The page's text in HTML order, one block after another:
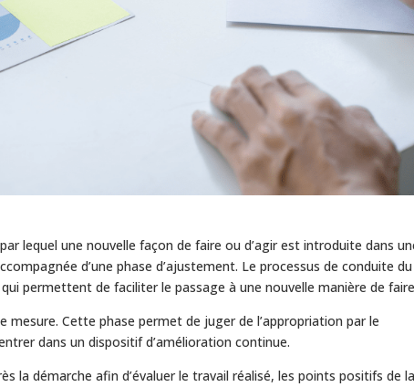
lequel une nouvelle façon de faire ou d’agir est introduite dans
d’une phase d’ajustement. Le processus de conduite du
permettent de faciliter le passage à une nouvelle manière de
mesure. Cette phase permet de juger de l’appropriation par le
dans un dispositif d’amélioration continue.
la démarche afin d’évaluer le travail réalisé, les points positifs de